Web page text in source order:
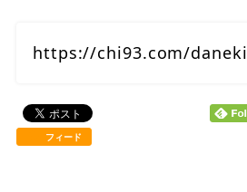
https://chi93.com/daneki
フィード